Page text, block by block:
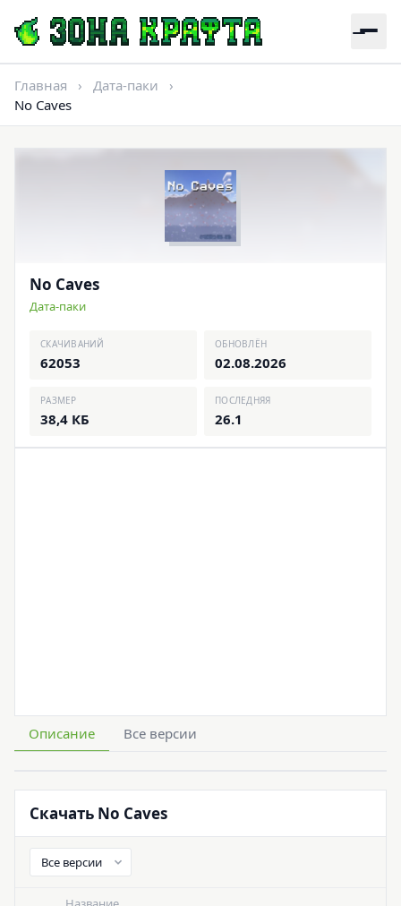
Главная › Дата-паки
›
No Caves
Описание Все версии
Скачать No Caves
No Caves
Дата-паки
СКАЧИВАНИЙ
62053
ОБНОВЛЁН
02.08.2026
РАЗМЕР
38,4 КБ
ПОСЛЕДНЯЯ
26.1